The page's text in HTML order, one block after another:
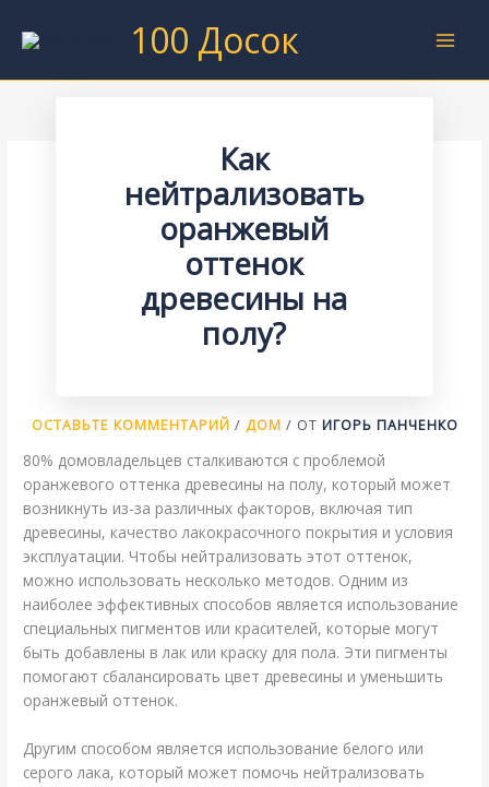
100 Досок
Как
нейтрализовать
оранжевый
оттенок
древесины на
полу?
ОСТАВЬТЕ КОММЕНТАРИЙ / ДОМ / ОТ ИГОРЬ ПАНЧЕНКО
80% домовладельцев сталкиваются с проблемой
оранжевого оттенка древесины на полу, который может
возникнуть из-за различных факторов, включая тип
древесины, качество лакокрасочного покрытия и условия
эксплуатации. Чтобы нейтрализовать этот оттенок,
можно использовать несколько методов. Одним из
наиболее эффективных способов является использование
специальных пигментов или красителей, которые могут
быть добавлены в лак или краску для пола. Эти пигменты
помогают сбалансировать цвет древесины и уменьшить
оранжевый оттенок.
Другим способом является использование белого или
серого лака, который может помочь нейтрализовать